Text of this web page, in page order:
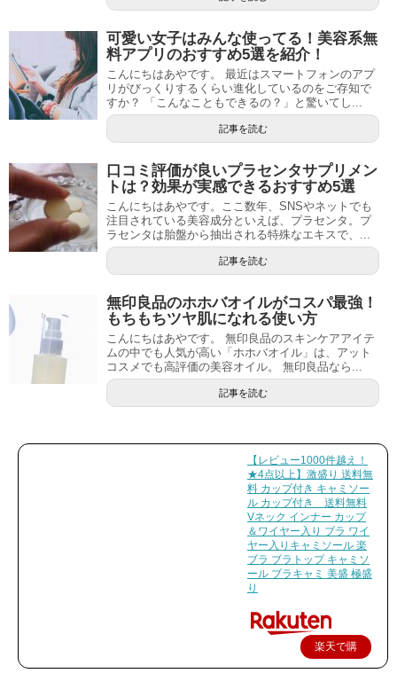
可愛い女子はみんな使ってる！美容系無
料アプリのおすすめ5選を紹介！
こんにちはあやです。 最近はスマートフォンのアプ
リがびっくりするくらい進化しているのをご存知で
すか？ 「こんなこともできるの？」と驚いてし...
記事を読む
口コミ評価が良いプラセンタサプリメン
トは？効果が実感できるおすすめ5選
こんにちはあやです。ここ数年、SNSやネットでも
注目されている美容成分といえば、プラセンタ。プ
ラセンタは胎盤から抽出される特殊なエキスで、...
記事を読む
無印良品のホホバオイルがコスパ最強！
もちもちツヤ肌になれる使い方
こんにちはあやです。 無印良品のスキンケアアイテ
ムの中でも人気が高い「ホホバオイル」は、アット
コスメでも高評価の美容オイル。 無印良品なら...
記事を読む
【レビュー1000件越え！
★4点以上】激盛り 送料無
料 カップ付き キャミソー
ル カップ付き 送料無料
Vネック インナー カップ
＆ワイヤー入り ブラ ワイ
ヤー入りキャミソール 楽
ブラ ブラトップ キャミソ
ール ブラキャミ 美盛 極盛
り
楽天で購
入